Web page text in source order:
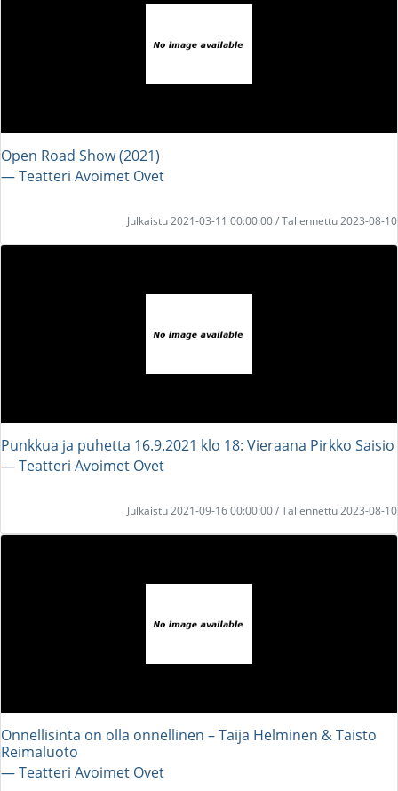
Open Road Show (2021)
― Teatteri Avoimet Ovet
Julkaistu 2021-03-11 00:00:00 / Tallennettu 2023-08-10
Punkkua ja puhetta 16.9.2021 klo 18: Vieraana Pirkko Saisio
― Teatteri Avoimet Ovet
Julkaistu 2021-09-16 00:00:00 / Tallennettu 2023-08-10
Onnellisinta on olla onnellinen – Taija Helminen & Taisto
Reimaluoto
― Teatteri Avoimet Ovet